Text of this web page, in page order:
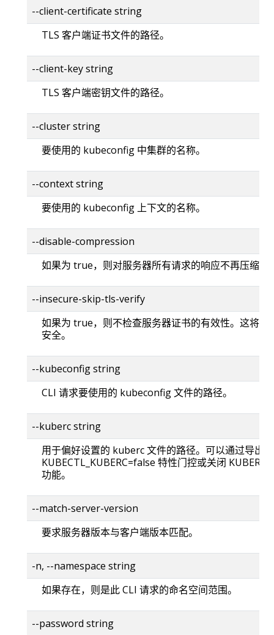
--client-certificate string
TLS 客户端证书文件的路径。
--client-key string
TLS 客户端密钥文件的路径。
--cluster string
要使用的 kubeconfig 中集群的名称。
--context string
要使用的 kubeconfig 上下文的名称。
--disable-compression
如果为 true，则对服务器所有请求的响应不再压缩。
--insecure-skip-tls-verify
如果为 true，则不检查服务器证书的有效性。这将使
安全。
--kubeconfig string
CLI 请求要使用的 kubeconfig 文件的路径。
--kuberc string
用于偏好设置的 kuberc 文件的路径。可以通过导出
KUBECTL_KUBERC=false 特性门控或关闭
功能。
--match-server-version
要求服务器版本与客户端版本匹配。
-n, --namespace string
如果存在，则是此 CLI 请求的命名空间范围。
--password string